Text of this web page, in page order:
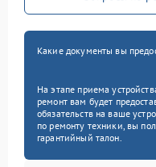
Какие документы вы
На этапе приема
ремонт вам будет
обязательств на ваше
по ремонту техники, вы
гарантийный талон.